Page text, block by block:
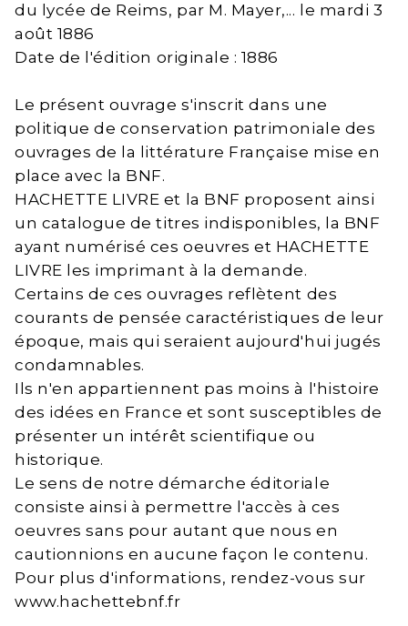
du lycée de Reims, par M. Mayer,... le mardi 3
août 1886
Date de l'édition originale : 1886
Le présent ouvrage s'inscrit dans une
politique de conservation patrimoniale des
ouvrages de la littérature Française mise en
place avec la BNF.
HACHETTE LIVRE et la BNF proposent ainsi
un catalogue de titres indisponibles, la BNF
ayant numérisé ces oeuvres et HACHETTE
LIVRE les imprimant à la demande.
Certains de ces ouvrages reflètent des
courants de pensée caractéristiques de leur
époque, mais qui seraient aujourd'hui jugés
condamnables.
Ils n'en appartiennent pas moins à l'histoire
des idées en France et sont susceptibles de
présenter un intérêt scientifique ou
historique.
Le sens de notre démarche éditoriale
consiste ainsi à permettre l'accès à ces
oeuvres sans pour autant que nous en
cautionnions en aucune façon le contenu.
Pour plus d'informations, rendez-vous sur
www.hachettebnf.fr